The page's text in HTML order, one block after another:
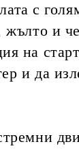
с
и
на
и да